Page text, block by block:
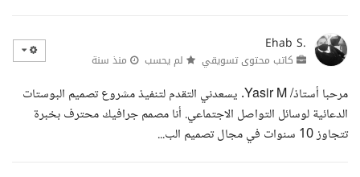
Ehab S.
كاتب محتوى تسويقي لم يحسب منذ سنة
مرحبا أستاذ/ Yasir M. يسعدني التقدم لتنفيذ مشروع تصميم البوستات
الدعائية لوسائل التواصل الاجتماعي. أنا مصمم جرافيك محترف بخبرة
تتجاوز 10 سنوات في مجال تصميم الب...